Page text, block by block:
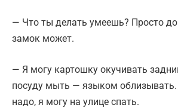
— Что ты делать умеешь? Просто
замок может.
— Я могу картошку окучивать
посуду мыть — языком
надо, я могу на улице спать.